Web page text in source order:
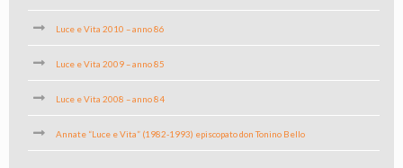
Luce e Vita 2010 – anno 86
Luce e Vita 2009 – anno 85
Luce e Vita 2008 – anno 84
Annate “Luce e Vita” (1982-1993) episcopato don Tonino Bello